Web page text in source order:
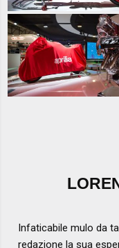
Infaticabile mulo da
redazione la sua